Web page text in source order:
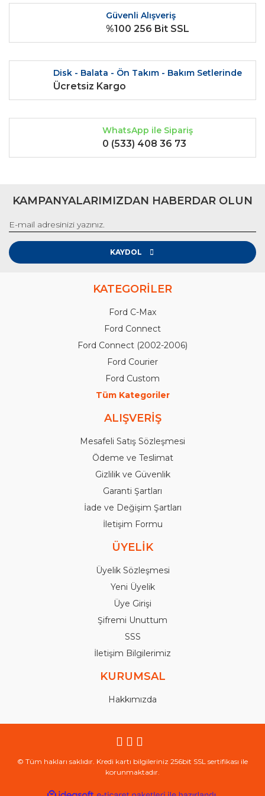
Ürün fiyatı diğer sitelerden daha pahalı.
Bu ürüne benzer farklı alternatifler olmalı.
Gönder
Güvenli Alışveriş
%100 256 Bit SSL
Disk - Balata - Ön Takım - Bakım Setlerinde
Ücretsiz Kargo
WhatsApp ile Sipariş
0 (533) 408 36 73
KAMPANYALARIMIZDAN HABERDAR OLUN
KAYDOL
KATEGORİLER
Ford C-Max
Ford Connect
Ford Connect (2002-2006)
Ford Courier
Ford Custom
Tüm Kategoriler
ALIŞVERİŞ
Mesafeli Satış Sözleşmesi
Ödeme ve Teslimat
Gizlilik ve Güvenlik
Garanti Şartları
İade ve Değişim Şartları
İletişim Formu
ÜYELİK
Üyelik Sözleşmesi
Yeni Üyelik
Üye Girişi
Şifremi Unuttum
SSS
İletişim Bilgilerimiz
KURUMSAL
Hakkımızda
© Tüm hakları saklıdır. Kredi kartı bilgileriniz 256bit SSL sertifikası ile
korunmaktadır.